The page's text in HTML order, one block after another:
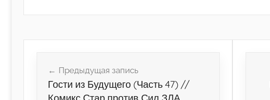
записям
Предыдущая запись
Гости из Будущего (Часть 47) //